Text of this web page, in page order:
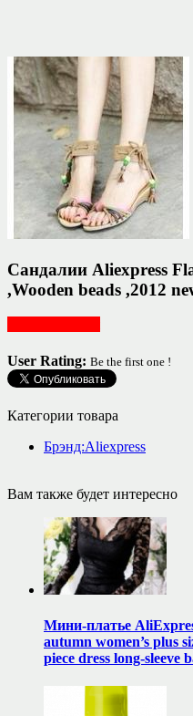
Сандалии Aliexpress
,Wooden beads ,2012
User Rating: Be the first one !
Категории товара
Брэнд:Aliexpress
Вам также будет интересно
Мини-платье
autumn women’s plus
piece dress long-